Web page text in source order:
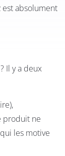
est absolument
Il y a deux
produit ne
les motive